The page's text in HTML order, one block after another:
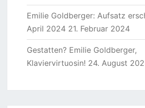
Emilie Goldberger: Aufsatz
April 2024 21. Februar 2024
Gestatten? Emilie Goldberger,
Klaviervirtuosin! 24. August